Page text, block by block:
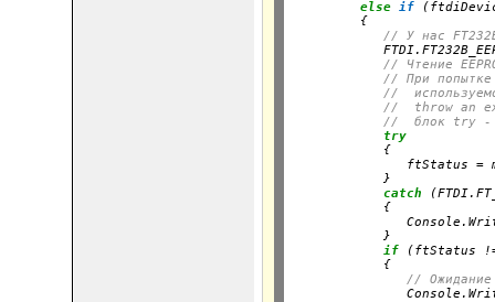
else if
         {
// У нас FT232B
// Чтение
// При попытке
//
//  throw an
//  блок try -
try
            {
ftStatus =
            }
catch
            {
            }
if (ftStatus !=
            {
// Ожидание